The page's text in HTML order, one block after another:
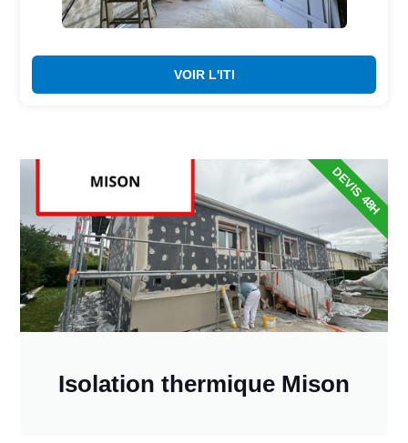
VOIR L'ITI
Isolation thermique Mison
DEVIS 48H